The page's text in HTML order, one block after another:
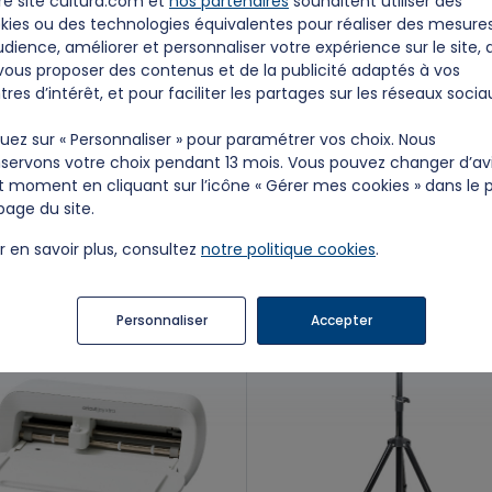
ou des technologies équivalentes pour réaliser des
améliorer et personnaliser votre expérience sur le site,
proposer des contenus et de la publicité adaptés à vos
d’intérêt, et pour faciliter les partages sur les réseaux
sur « Personnaliser » pour paramétrer vos choix. Nous
votre choix pendant 13 mois. Vous pouvez changer
moment en cliquant sur l’icône « Gérer mes cookies » dans le
du site.
en savoir plus, consultez notre politique cookies.
Personnaliser Accepter
à facette LED double
de lumière GOBOS
€/Jour
Kit Cricut Joy